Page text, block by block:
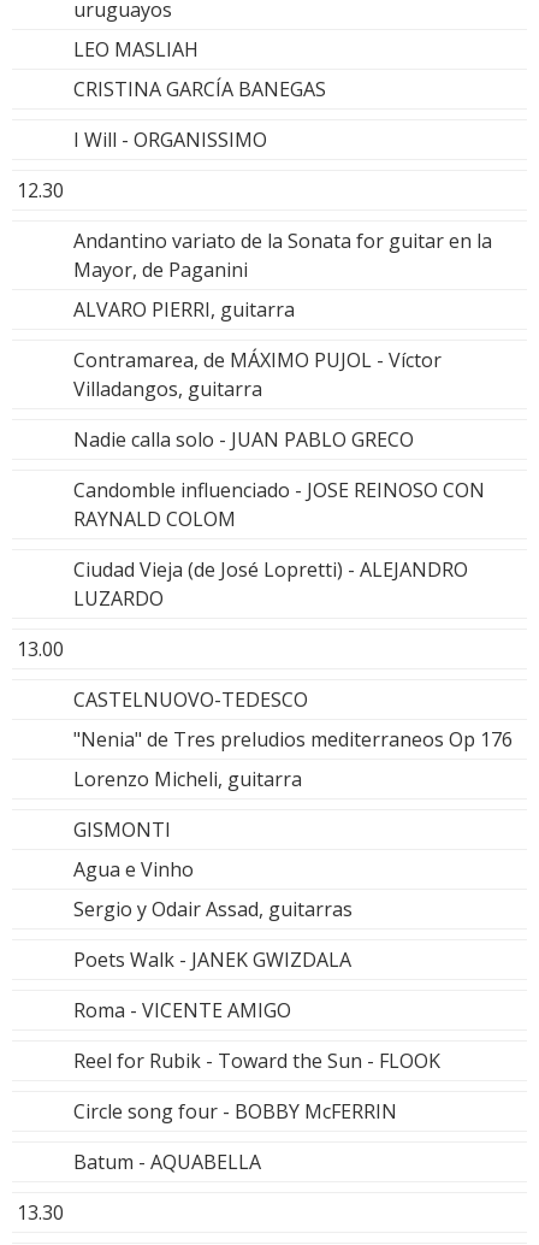
uruguayos
LEO MASLIAH
CRISTINA GARCÍA BANEGAS
I Will - ORGANISSIMO
12.30
Andantino variato de la Sonata for guitar en la
Mayor, de Paganini
ALVARO PIERRI, guitarra
Contramarea, de MÁXIMO PUJOL - Víctor
Villadangos, guitarra
Nadie calla solo - JUAN PABLO GRECO
Candomble influenciado - JOSE REINOSO CON
RAYNALD COLOM
Ciudad Vieja (de José Lopretti) - ALEJANDRO
LUZARDO
13.00
CASTELNUOVO-TEDESCO
"Nenia" de Tres preludios mediterraneos Op 176
Lorenzo Micheli, guitarra
GISMONTI
Agua e Vinho
Sergio y Odair Assad, guitarras
Poets Walk - JANEK GWIZDALA
Roma - VICENTE AMIGO
Reel for Rubik - Toward the Sun - FLOOK
Circle song four - BOBBY McFERRIN
Batum - AQUABELLA
13.30